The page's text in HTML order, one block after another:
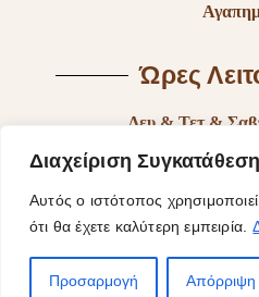
Διαχείριση
Αυτός ο ιστότοπος
ότι θα έχετε καλύτερη εμπειρία.
Προσαρμογή
Ώρες
Δευ & Τετ &
Τρι & Παρ: 9:00 –
Πεμ:
Κυρ: